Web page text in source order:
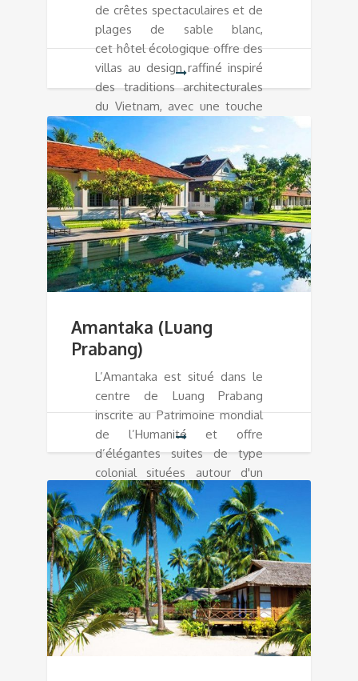
de crêtes spectaculaires et de
plages de sable blanc,
cet hôtel écologique offre des
villas au design raffiné inspiré
des traditions architecturales
du Vietnam, avec une touche
d’élégance contemporaine.
Amantaka (Luang
Prabang)
L’Amantaka est situé dans le
centre de Luang Prabang
inscrite au Patrimoine mondial
de l’Humanité et offre
d’élégantes suites de type
colonial situées autour d'un
jardin luxuriant.